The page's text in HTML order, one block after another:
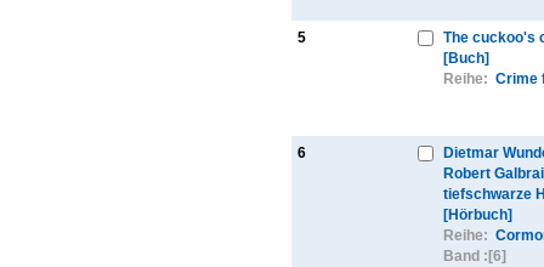
5
The cuckoo's
[Buch]
Reihe: Crime
6
Dietmar
Robert
tiefschwarze
[Hörbuch]
Reihe:
Band : [6]